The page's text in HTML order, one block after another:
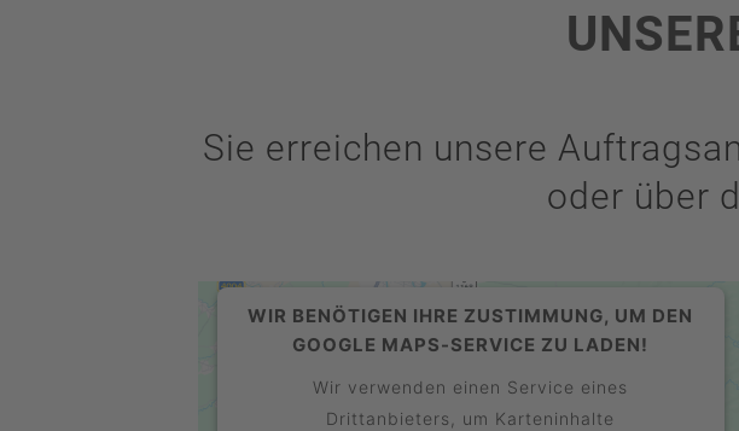
Sie erreichen unsere
oder über
WIR BENÖTIGEN IHRE ZUSTIMMUNG, UM DEN
GOOGLE MAPS-SERVICE ZU LADEN!
Wir verwenden einen Service eines
Drittanbieters, um Karteninhalte